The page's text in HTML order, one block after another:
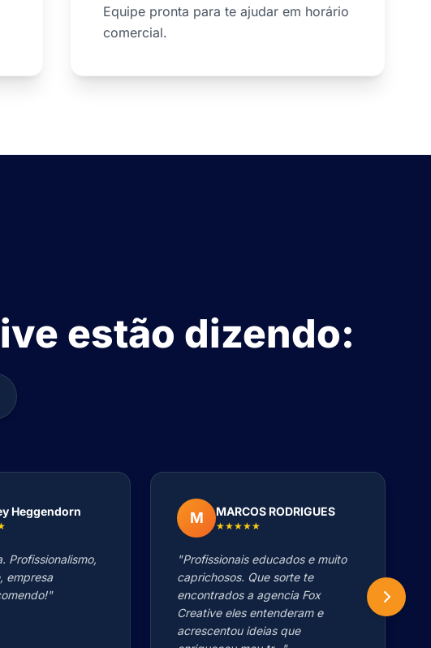
Equipe pronta para te ajudar em horário
comercial.
estão dizendo:
Heggendorn
Profissionalismo,
empresa
M MARCOS RODRIGUES
★★★★★
"Profissionais educados e muito
caprichosos. Que sorte te
encontrados a agencia Fox
Creative eles entenderam e
acrescentou ideias que